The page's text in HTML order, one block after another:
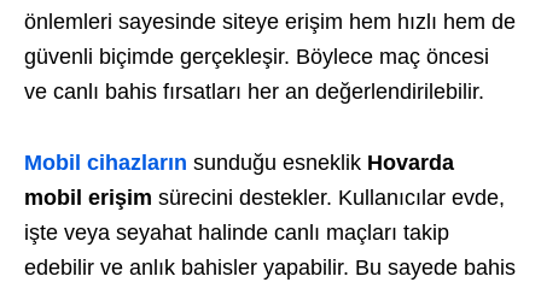
önlemleri sayesinde siteye erişim hem hızlı hem de
güvenli biçimde gerçekleşir. Böylece maç öncesi
ve canlı bahis fırsatları her an değerlendirilebilir.
Mobil cihazların sunduğu esneklik Hovarda
mobil erişim sürecini destekler. Kullanıcılar evde,
işte veya seyahat halinde canlı maçları takip
edebilir ve anlık bahisler yapabilir. Bu sayede bahis